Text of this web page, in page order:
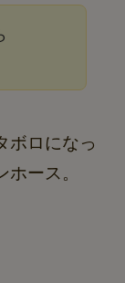
ボロになっ
ース。